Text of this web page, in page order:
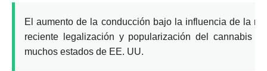
El aumento de la conducción bajo la influencia de la
reciente legalización y popularización del cannabis
muchos estados de EE. UU.